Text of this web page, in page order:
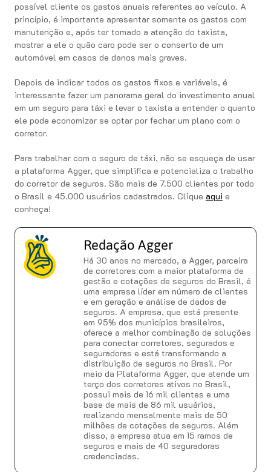
possível cliente os gastos anuais referentes ao veículo. A
princípio, é importante apresentar somente os gastos com
manutenção e, após ter tomado a atenção do taxista,
mostrar a ele o quão caro pode ser o conserto de um
automóvel em casos de danos mais graves.
Depois de indicar todos os gastos fixos e variáveis, é
interessante fazer um panorama geral do investimento anual
em um seguro para táxi e levar o taxista a entender o quanto
ele pode economizar se optar por fechar um plano com o
corretor.
Para trabalhar com o seguro de táxi, não se esqueça de usar
a plataforma Agger, que simplifica e potencializa o trabalho
do corretor de seguros. São mais de 7.500 clientes por todo
o Brasil e 45.000 usuários cadastrados. Clique aqui e
conheça!
Redação Agger
Há 30 anos no mercado, a Agger, parceira
de corretores com a maior plataforma de
gestão e cotações de seguros do Brasil, é
uma empresa líder em número de clientes
e em geração e análise de dados de
seguros. A empresa, que está presente
em 95% dos municípios brasileiros,
oferece a melhor combinação de soluções
para conectar corretores, segurados e
seguradoras e está transformando a
distribuição de seguros no Brasil. Por
meio da Plataforma Agger, que atende um
terço dos corretores ativos no Brasil,
possui mais de 16 mil clientes e uma
base de mais de 86 mil usuários,
realizando mensalmente mais de 50
milhões de cotações de seguros. Além
disso, a empresa atua em 15 ramos de
seguros e mais de 40 seguradoras
credenciadas.